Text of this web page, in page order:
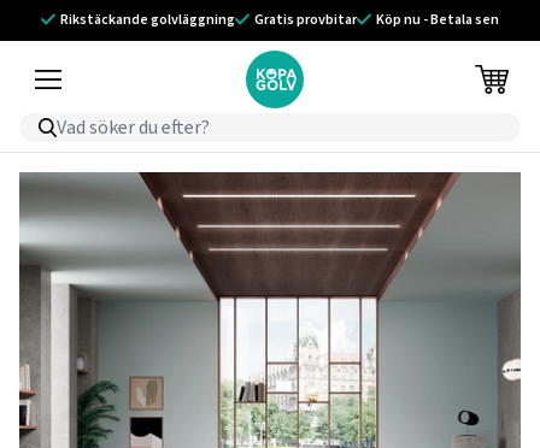
Rikstäckande golvläggning Gratis provbitar Köp nu - Betala sen